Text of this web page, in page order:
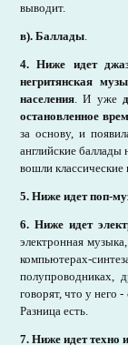
выводит.
в). Баллады.
4. Ниже идет
негритянская
населения. И уже
остановленное
за основу, и
английские
вошли классические
5. Ниже идет поп-
6. Ниже идет
электронная
компьютерах-
полупроводниках,
говорят, что у него
Разница есть.
7. Ниже идет техно